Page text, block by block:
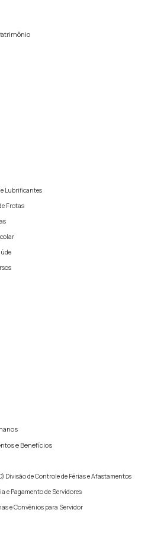
e Lubrificantes
Frotas
e Benefícios
Divisão de Controle de Férias e Afastamentos
e Pagamento de Servidores
e Convênios para Servidor